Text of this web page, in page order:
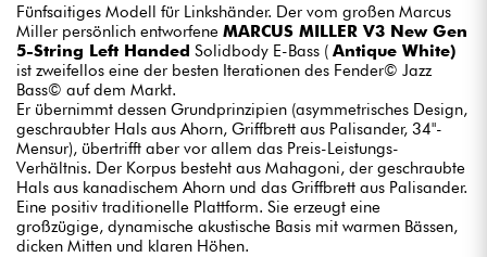
Fünfsaitiges Modell für Linkshänder. Der vom großen Marcus
Miller persönlich entworfene MARCUS MILLER V3 New Gen
5-String Left Handed Solidbody E-Bass ( Antique White)
ist zweifellos eine der besten Iterationen des Fender© Jazz
Bass© auf dem Markt.
Er übernimmt dessen Grundprinzipien (asymmetrisches Design,
geschraubter Hals aus Ahorn, Griffbrett aus Palisander, 34"-
Mensur), übertrifft aber vor allem das Preis-Leistungs-
Verhältnis. Der Korpus besteht aus Mahagoni, der geschraubte
Hals aus kanadischem Ahorn und das Griffbrett aus Palisander.
Eine positiv traditionelle Plattform. Sie erzeugt eine
großzügige, dynamische akustische Basis mit warmen Bässen,
dicken Mitten und klaren Höhen.